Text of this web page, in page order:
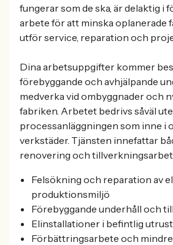
fungerar som de ska, är delaktig i
arbete för att minska oplanerade
utför service, reparation och
Dina arbetsuppgifter kommer
förebyggande och avhjälpande
medverka vid ombyggnader och
fabriken. Arbetet bedrivs såväl
processanläggningen som inne i
verkstäder. Tjänsten innefattar
renovering och
Felsökning och reparation av
produktionsmiljö
Förebyggande underhåll och
Elinstallationer i befintlig
Förbättringsarbete och